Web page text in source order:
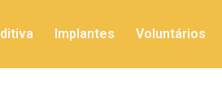
Implantes Voluntários